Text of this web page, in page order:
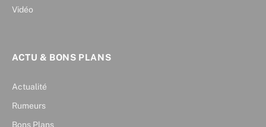
Vidéo
ACTU & BONS PLANS
Actualité
Rumeurs
Bons Plans